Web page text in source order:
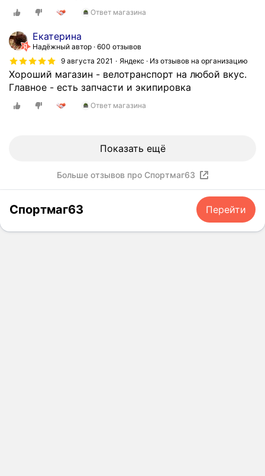
Ответ магазина
Екатерина
Надёжный автор 600 отзывов
9 августа 2021
Яндекс · Из отзывов на организацию
Хороший магазин - велотранспорт на любой вкус.
Главное - есть запчасти и экипировка
Ответ магазина
Показать ещё
Больше отзывов про Спортмаг63
Спортмаг63 Перейти